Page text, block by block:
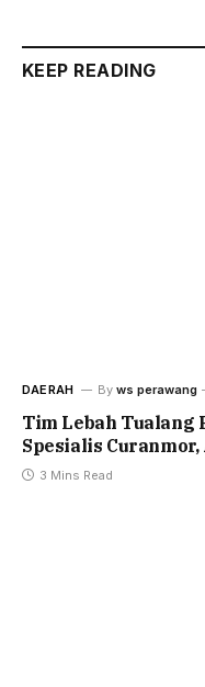
KEEP READING
DAERAH By ws perawang
Tim Lebah Tualang
Spesialis
3 Mins Read